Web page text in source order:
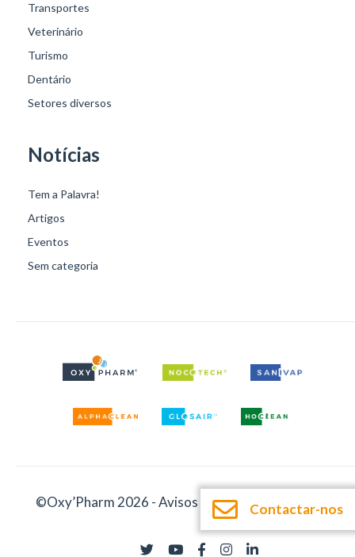
Transportes
Veterinário
Turismo
Dentário
Setores diversos
Notícias
Tem a Palavra!
Artigos
Eventos
Sem categoria
©Oxy’Pharm 2026 -Avisos legais- Documentação
Contactar-nos